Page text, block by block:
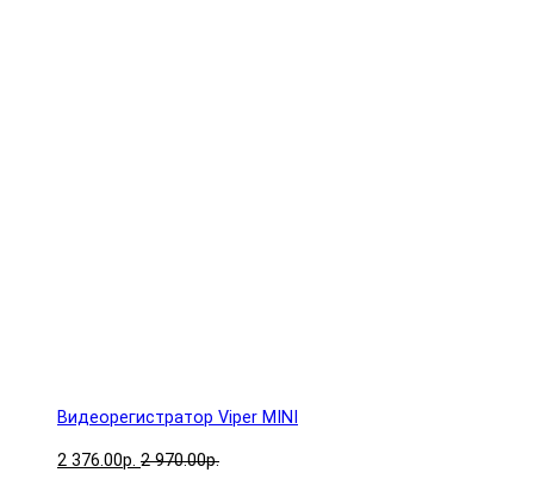
Видеорегистратор Viper MINI
2 376.00р. 2 970.00р.